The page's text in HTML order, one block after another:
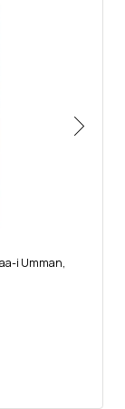
i Umman,